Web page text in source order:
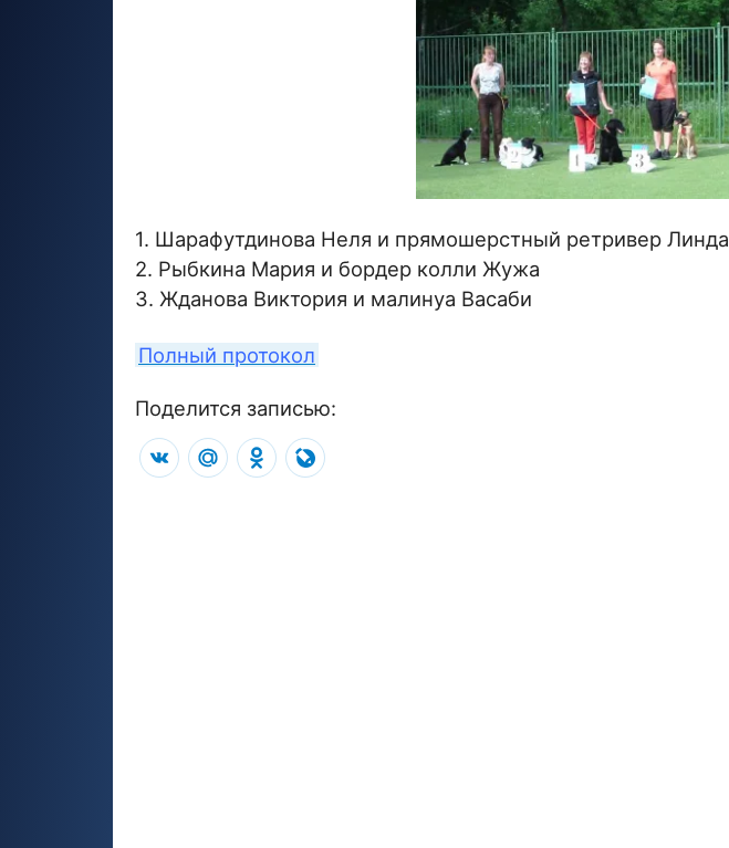
1. Шарафутдинова Неля и прямошерстный ретривер Линда
2. Рыбкина Мария и бордер колли Жужа
3. Жданова Виктория и малинуа Васаби
Полный протокол
Поделится записью:
VK Mail.RuOdnoklassniki